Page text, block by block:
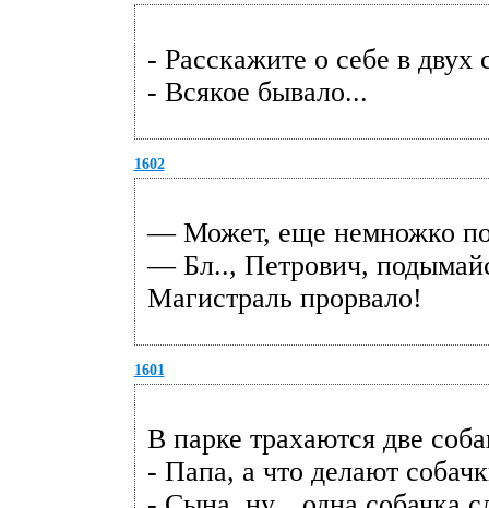
- Расскажите о себе в двух
- Всякое бывало...
1602
— Может, еще немножко
— Бл.., Петрович,
Магистраль прорвало!
1601
В парке трахаются две
- Папа, а что делают